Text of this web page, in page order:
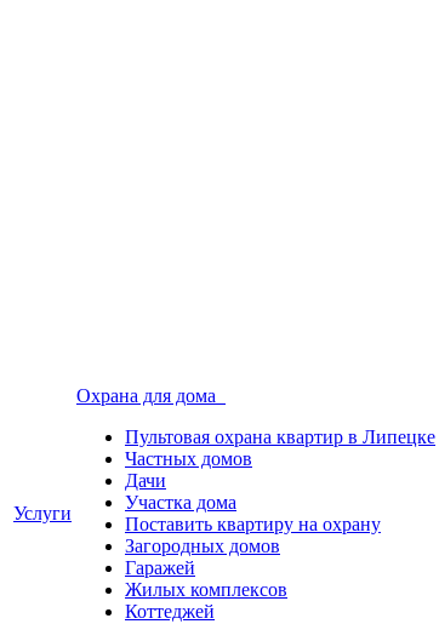
Услуги
Охрана для дома
Пультовая охрана квартир в Липецке
Частных домов
Дачи
Участка дома
Поставить квартиру на охрану
Загородных домов
Гаражей
Жилых комплексов
Коттеджей